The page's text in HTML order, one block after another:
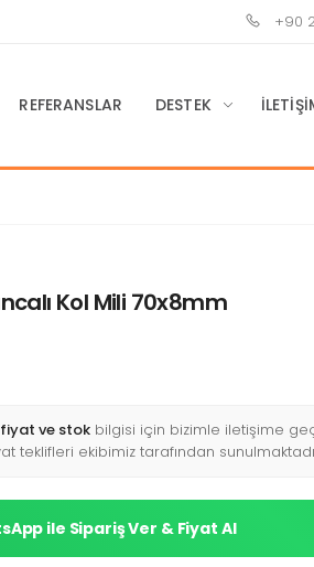
+90
REFERANSLAR DESTEK
Kol Mili 70x8mm
fiyat ve stok bilgisi için bizimle iletişime
teklifleri ekibimiz tarafından
ile Sipariş Ver & Fiyat Al